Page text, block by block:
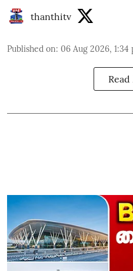
thanthitv
Published on: 06 Aug 2026, 1:34